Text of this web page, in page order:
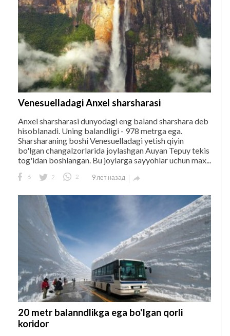
Venesuelladagi Anxel sharsharasi
Anxel sharsharasi dunyodagi eng baland sharshara deb
hisoblanadi. Uning balandligi - 978 metrga ega.
Sharsharaning boshi Venesuelladagi yetish qiyin
bo'lgan changalzorlarida joylashgan Auyan Tepuy tekis
tog'idan boshlangan. Bu joylarga sayyohlar uchun max...
6 2 2 9 лет назад 
20 metr balanndlikga ega bo'lgan qorli
koridor